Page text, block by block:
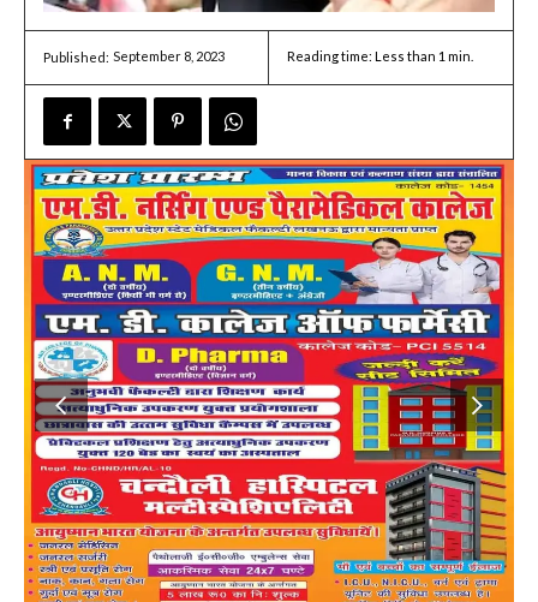
Published: September 8, 2023 Reading time: Less than 1 min.